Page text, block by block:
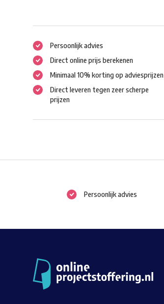
Persoonlijk advies
Direct online prijs berekenen
Minimaal 10% korting op adviesprijzen
Direct leveren tegen zeer scherpe
prijzen
Persoonlijk advies